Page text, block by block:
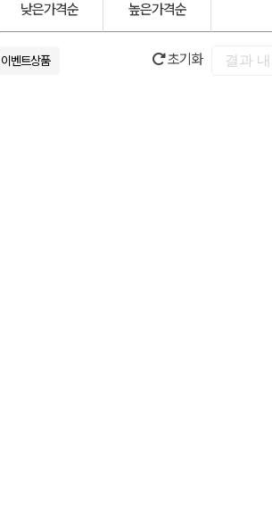
낮은가격순 높은가격순
이벤트상품 초기화